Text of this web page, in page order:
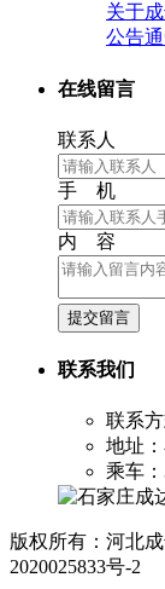
关于
公告
在线留言
联系人
手 机
内 容
提交留言
联系我们
联系方
地址
乘车
版权所有：河北
2020025833号-2